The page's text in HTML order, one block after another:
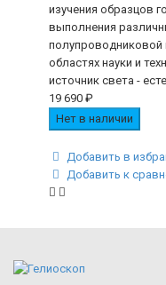
изучения образцов
выполнения
полупроводниковой
областях науки и
источник света -
19 690 ₽
Нет в наличии
Добавить в
Добавить к